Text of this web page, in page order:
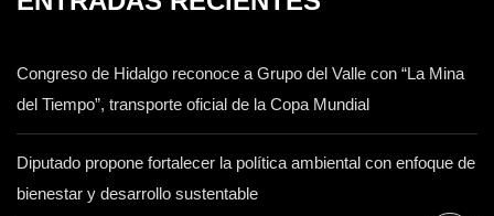
Congreso de Hidalgo reconoce a Grupo del Valle con “La Mina
del Tiempo”, transporte oficial de la Copa Mundial
Diputado propone fortalecer la política ambiental con enfoque de
bienestar y desarrollo sustentable